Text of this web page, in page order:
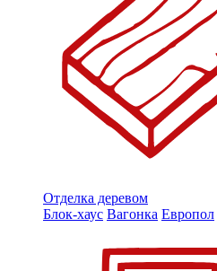
Отделка деревом
Блок-хаус Вагонка Европол